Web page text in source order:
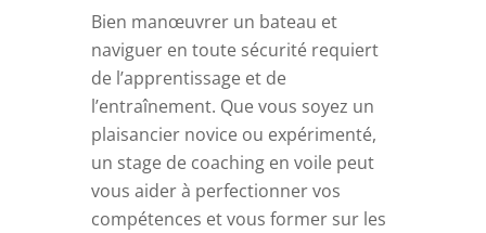
Bien manœuvrer un bateau et
naviguer en toute sécurité requiert
de l’apprentissage et de
l’entraînement. Que vous soyez un
plaisancier novice ou expérimenté,
un stage de coaching en voile peut
vous aider à perfectionner vos
compétences et vous former sur les